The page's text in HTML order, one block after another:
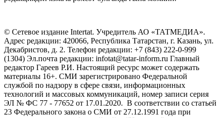
© Сетевое издание Intertat. Учредитель АО «ТАТМЕДИА».
Адрес редакции: 420066, Республика Татарстан, г. Казань, ул.
Декабристов, д. 2. Телефон редакции: +7 (843) 222-0-999
(1304) Эл.почта редакции: infotat@tatar-inform.ru Главный
редактор Гареев Р.И. Настоящий ресурс может содержать
материалы 16+. СМИ зарегистрировано Федеральной
службой по надзору в сфере связи, информационных
технологий и массовых коммуникаций, номер записи серия
ЭЛ № ФС 77 - 77652 от 17.01.2020. В соответствии со статьей
23 Федерального закона о СМИ от 27.12.1991 года при